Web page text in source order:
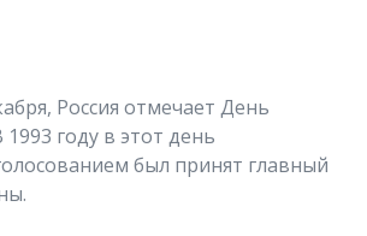
Россия отмечает День
году в этот день
был принят главный